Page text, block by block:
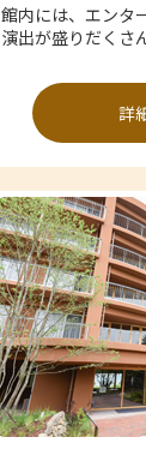
館内には、エンタ
演出が盛りだくさ
詳